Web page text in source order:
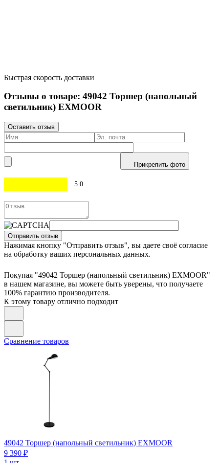
Быстрая скорость доставки
Отзывы о товаре: 49042 Торшер (напольный
светильник) EXMOOR
Оставить отзыв
Прикрепить фото
5.0
Отправить отзыв
Нажимая кнопку "Отправить отзыв", вы даете своё согласие
на обработку ваших персональных данных.
Покупая "49042 Торшер (напольный светильник) EXMOOR"
в нашем магазине, вы можете быть уверены, что получаете
100% гарантию производителя.
К этому товару отлично подходит
Сравнение товаров
49042 Торшер (напольный светильник) EXMOOR
9 390 ₽